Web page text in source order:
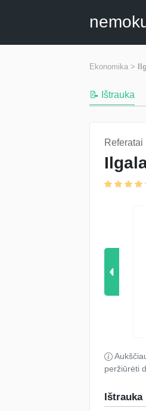
Ekonomika >
📝 Ištrauka
Referatai
peržiūrėti
Ištrauka